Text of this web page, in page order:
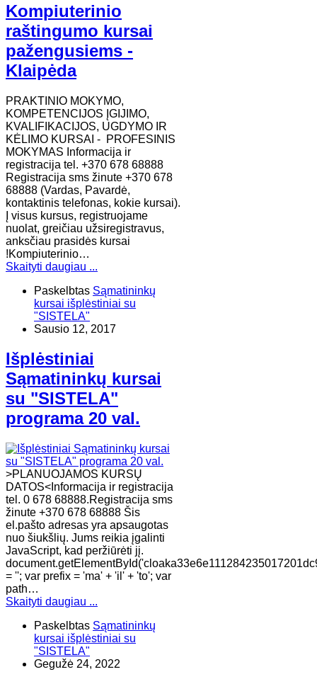
Kompiuterinio
raštingumo kursai
pažengusiems -
Klaipėda
PRAKTINIO MOKYMO,
KOMPETENCIJOS ĮGIJIMO,
KVALIFIKACIJOS, UGDYMO IR
KĖLIMO KURSAI - PROFESINIS
MOKYMAS Informacija ir
registracija tel. +370 678 68888
Registracija sms žinute +370 678
68888 (Vardas, Pavardė,
kontaktinis telefonas, kokie kursai).
Į visus kursus, registruojame
nuolat, greičiau užsiregistravus,
anksčiau prasidės kursai
!Kompiuterinio…
Skaityti daugiau ...
Paskelbtas Sąmatininkų
kursai išplėstiniai su
"SISTELA"
Sausio 12, 2017
Išplėstiniai
Sąmatininkų kursai
su "SISTELA"
programa 20 val.
>PLANUOJAMOS KURSŲ
DATOS<Informacija ir registracija
tel. 0 678 68888.Registracija sms
žinute +370 678 68888 Šis
el.pašto adresas yra apsaugotas
nuo šiukšlių. Jums reikia įgalinti
JavaScript, kad peržiūrėti jį.
= ''; var prefix = 'ma' + 'il' + 'to'; var
path…
Skaityti daugiau ...
Paskelbtas Sąmatininkų
kursai išplėstiniai su
"SISTELA"
Gegužė 24, 2022